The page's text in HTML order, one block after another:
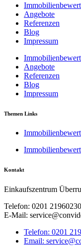
Angebote
Referenzen
Blog
Impressum
Angebote
Referenzen
Blog
Impressum
Themen Links
Kontakt
Einkaufszentrum
Telefon: 0201 21960230
E-Mail:
Telefon: 0201
Email: